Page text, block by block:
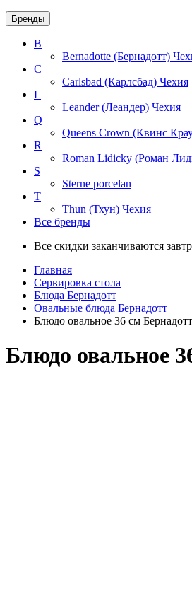
Бренды
B
Bernadotte (Бернадотт)
C
Carlsbad (Карлсбад) Чехия
L
Leander (Леандер) Чехия
Q
Queens Crown (Квинс
R
Roman Lidicky (Роман
S
Sterne porcelan
T
Thun (Тхун) Чехия
Все бренды
Все скидки заканчиваются
Главная
Сервировка стола
Блюда Бернадотт
Овальные блюда Бернадотт
Блюдо овальное 36 см
Блюдо овальное